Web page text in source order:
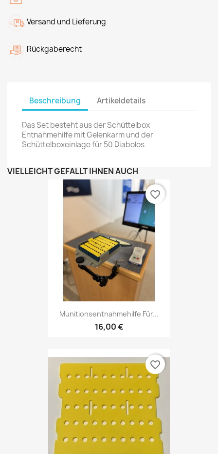
Versand und Lieferung
Rückgaberecht
Beschreibung Artikeldetails
Das Set besteht aus der Schüttelbox
Entnahmehilfe mit Gelenkarm und der
Schüttelboxeinlage für 50 Diabolos
VIELLEICHT GEFÄLLT IHNEN AUCH
Munitionsentnahmehilfe Für...
16,00 €
favorite_border
favorite_border